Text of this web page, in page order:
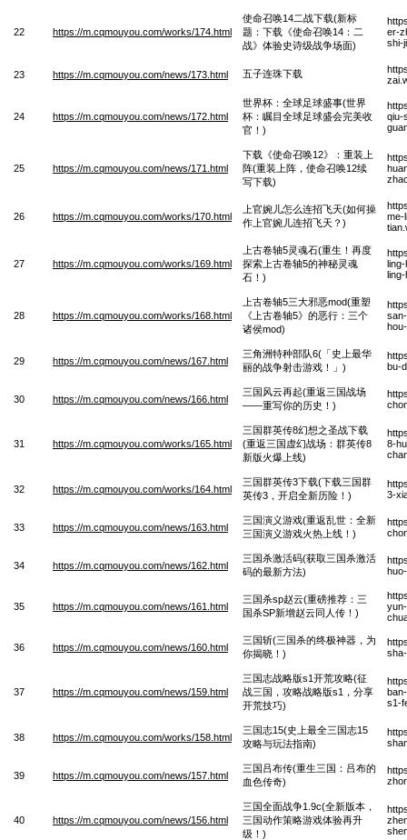
22 https://m.cqmouyou.com/works/174.html
使命召唤14二战下载(新标
题：下载《使命召唤14：二
战》体验史诗级战争场面)
er-
shi-
23 https://m.cqmouyou.com/news/173.html 五子连珠下载
24 https://m.cqmouyou.com/news/172.html
世界杯：全球足球盛事(世界
杯：瞩目全球足球盛会完美收
官！)
qiu-
25 https://m.cqmouyou.com/news/171.html
下载《使命召唤12》：重装上
阵(重装上阵，使命召唤12续
写下载)
26 https://m.cqmouyou.com/works/170.html
上官婉儿怎么连招飞天(如何操
作上官婉儿连招飞天？)
me-
27 https://m.cqmouyou.com/works/169.html
上古卷轴5灵魂石(重生！再度
探索上古卷轴5的神秘灵魂
石！)
28 https://m.cqmouyou.com/works/168.html
上古卷轴5三大邪恶mod(重塑
《上古卷轴5》的恶行：三个
诸侯mod)
29 https://m.cqmouyou.com/news/167.html
三角洲特种部队6(「史上最华
丽的战争射击游戏！」)
bu-
30 https://m.cqmouyou.com/news/166.html
三国风云再起(重返三国战场
——重写你的历史！)
31 https://m.cqmouyou.com/works/165.html
三国群英传8幻想之圣战下载
(重返三国虚幻战场：群英传8
新版火爆上线)
8-
32 https://m.cqmouyou.com/works/164.html
三国群英传3下载(下载三国群
英传3，开启全新历险！)
3-
33 https://m.cqmouyou.com/news/163.html
三国演义游戏(重返乱世：全新
三国演义游戏火热上线！)
34 https://m.cqmouyou.com/news/162.html
三国杀激活码(获取三国杀激活
码的最新方法)
35 https://m.cqmouyou.com/news/161.html
三国杀sp赵云(重磅推荐：三
国杀SP新增赵云同人传！)
36 https://m.cqmouyou.com/news/160.html
三国斩(三国杀的终极神器，为
你揭晓！)
37 https://m.cqmouyou.com/news/159.html
三国志战略版s1开荒攻略(征
战三国，攻略战略版s1，分享
开荒技巧)
s1-
38 https://m.cqmouyou.com/works/158.html
三国志15(史上最全三国志15
攻略与玩法指南)
39 https://m.cqmouyou.com/news/157.html
三国吕布传(重生三国：吕布的
血色传奇)
40 https://m.cqmouyou.com/news/156.html
三国全面战争1.9c(全新版本，
三国动作策略游戏体验再升
级！)